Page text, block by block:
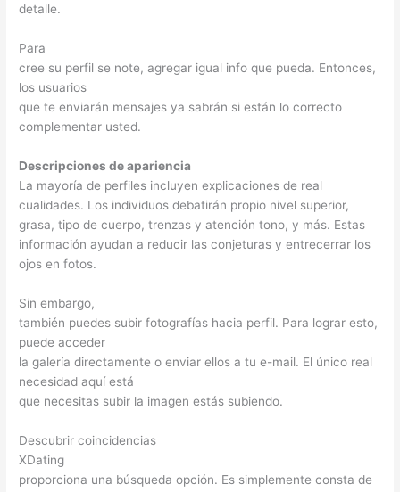
detalle.
Para
cree su perfil se note, agregar igual info que pueda. Entonces,
los usuarios
que te enviarán mensajes ya sabrán si están lo correcto
complementar usted.
Descripciones de apariencia
La mayoría de perfiles incluyen explicaciones de real
cualidades. Los individuos debatirán propio nivel superior,
grasa, tipo de cuerpo, trenzas y atención tono, y más. Estas
información ayudan a reducir las conjeturas y entrecerrar los
ojos en fotos.
Sin embargo,
también puedes subir fotografías hacia perfil. Para lograr esto,
puede acceder
la galería directamente o enviar ellos a tu e-mail. El único real
necesidad aquí está
que necesitas subir la imagen estás subiendo.
Descubrir coincidencias
XDating
proporciona una búsqueda opción. Es simplemente consta de